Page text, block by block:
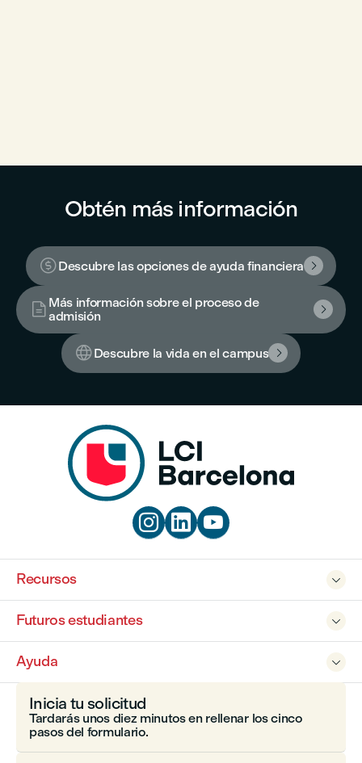
Obtén más información
Descubre las opciones de ayuda financiera 
 Más información sobre el proceso de
admisión

Descubre la vida en el campus 
  

Recursos

Futuros estudiantes

Ayuda
Inicia tu solicitud
Tardarás unos diez minutos en rellenar los cinco
pasos del formulario.